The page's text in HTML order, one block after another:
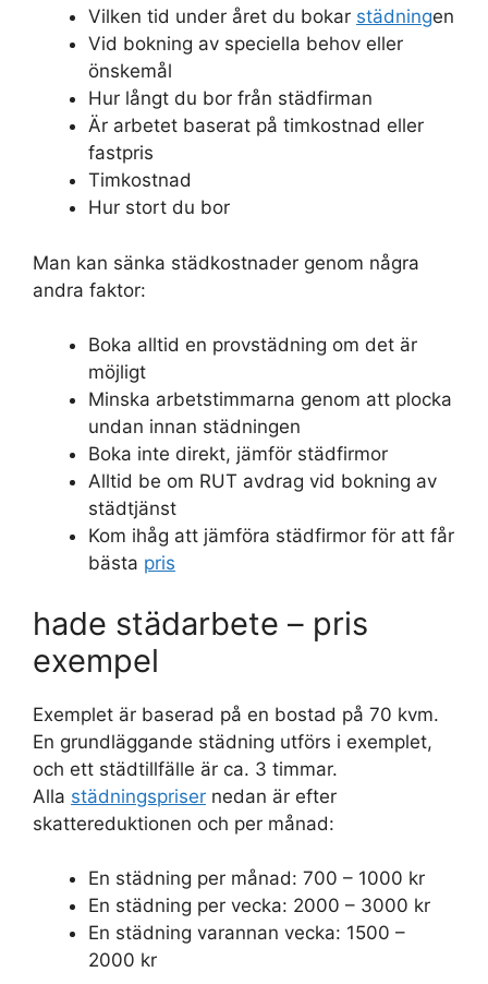
Vilken tid under året du bokar städningen
Vid bokning av speciella behov eller
önskemål
Hur långt du bor från städfirman
Är arbetet baserat på timkostnad eller
fastpris
Timkostnad
Hur stort du bor
Man kan sänka städkostnader genom några
andra faktor:
Boka alltid en provstädning om det är
möjligt
Minska arbetstimmarna genom att plocka
undan innan städningen
Boka inte direkt, jämför städfirmor
Alltid be om RUT avdrag vid bokning av
städtjänst
Kom ihåg att jämföra städfirmor för att får
bästa pris
hade städarbete – pris
exempel
Exemplet är baserad på en bostad på 70 kvm.
En grundläggande städning utförs i exemplet,
och ett städtillfälle är ca. 3 timmar.
Alla städningspriser nedan är efter
skattereduktionen och per månad:
En städning per månad: 700 – 1000 kr
En städning per vecka: 2000 – 3000 kr
En städning varannan vecka: 1500 –
2000 kr